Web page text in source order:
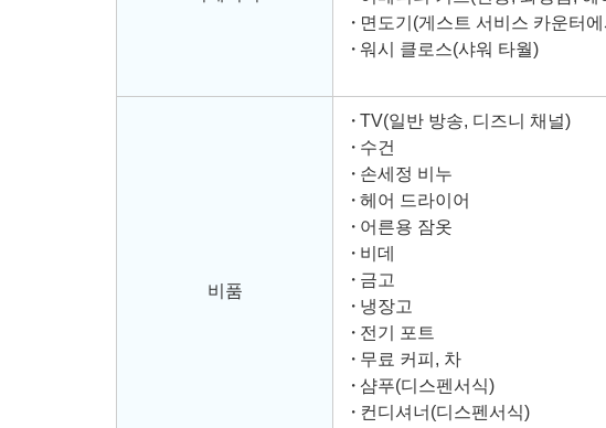
면도기(게스트 서비스 카운터
워시 클로스(샤워 타월)
비품
TV(일반 방송, 디즈니 채널)
수건
손세정 비누
헤어 드라이어
어른용 잠옷
비데
금고
냉장고
전기 포트
무료 커피, 차
샴푸(디스펜서식)
컨디셔너(디스펜서식)